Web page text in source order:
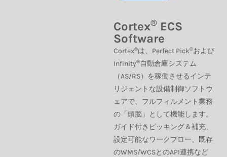
Cortex® ECS
Software
Cortex®は、Perfect Pick®および
Infinity®自動倉庫システム
（AS/RS）を稼働させるインテ
リジェントな設備制御ソフトウ
ェアで、フルフィルメント業務
の「頭脳」として機能します。
ガイド付きピッキング＆補充、
設定可能なワークフロー、既存
のWMS/WCSとのAPI連携など